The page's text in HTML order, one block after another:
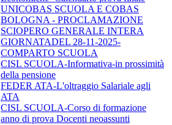
UNICOBAS SCUOLA E COBAS
BOLOGNA - PROCLAMAZIONE
SCIOPERO GENERALE INTERA
GIORNATADEL 28-11-2025-
COMPARTO SCUOLA
CISL SCUOLA-Informativa-in prossimità
della pensione
FEDER ATA-L'oltraggio Salariale agli
ATA
CISL SCUOLA-Corso di formazione
anno di prova Docenti neoassunti